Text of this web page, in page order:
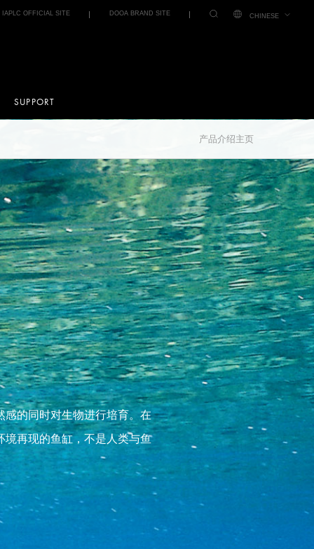
IAPLC OFFICIAL SITE DOOA BRAND SITE CHINESE
SUPPORT
产品介绍主页
的同时对生物进行培育。在
再现的鱼缸，不是人类与鱼